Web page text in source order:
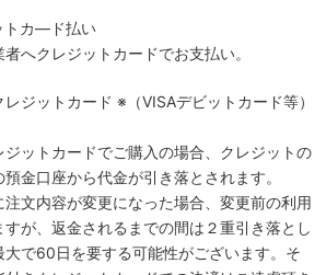
トカ―ド払い
へクレジットカードでお支払い。
レジットカード ※（VISAデビットカード等）
ットカードでご購入の場合、クレジットの
金口座から代金が引き落とされます。
文内容が変更になった場合、変更前の利用
が、返金されるまでの間は２重引き落とし
大で60日を要する可能性がございます。そ